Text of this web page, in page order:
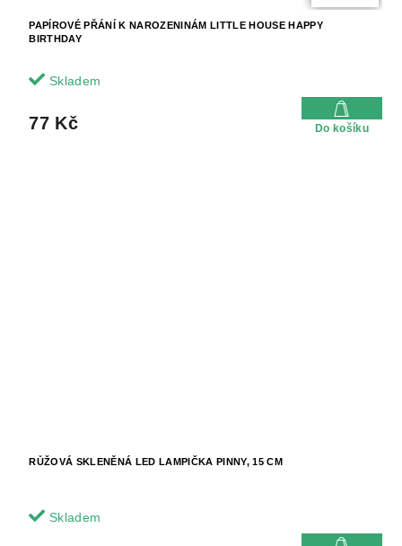
PAPÍROVÉ PŘÁNÍ K NAROZENINÁM LITTLE HOUSE HAPPY
BIRTHDAY
Skladem
77 Kč Do košíku
RŮŽOVÁ SKLENĚNÁ LED LAMPIČKA PINNY, 15 CM
Skladem